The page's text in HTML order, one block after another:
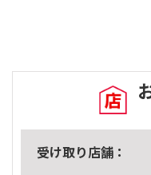
受け取り店舗：